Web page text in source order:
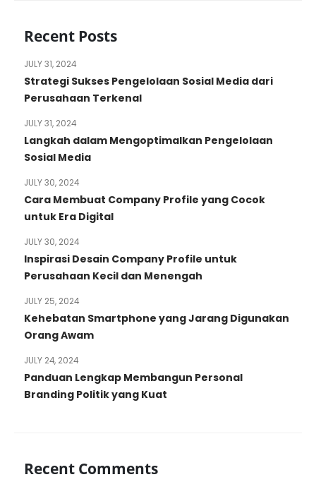
Recent Posts
Strategi Sukses Pengelolaan Sosial Media dari
Perusahaan Terkenal
JULY 31, 2024
Langkah dalam Mengoptimalkan Pengelolaan
Sosial Media
JULY 31, 2024
Cara Membuat Company Profile yang Cocok
untuk Era Digital
JULY 30, 2024
Inspirasi Desain Company Profile untuk
Perusahaan Kecil dan Menengah
JULY 30, 2024
Kehebatan Smartphone yang Jarang Digunakan
Orang Awam
JULY 25, 2024
Panduan Lengkap Membangun Personal
Branding Politik yang Kuat
JULY 24, 2024
Recent Comments